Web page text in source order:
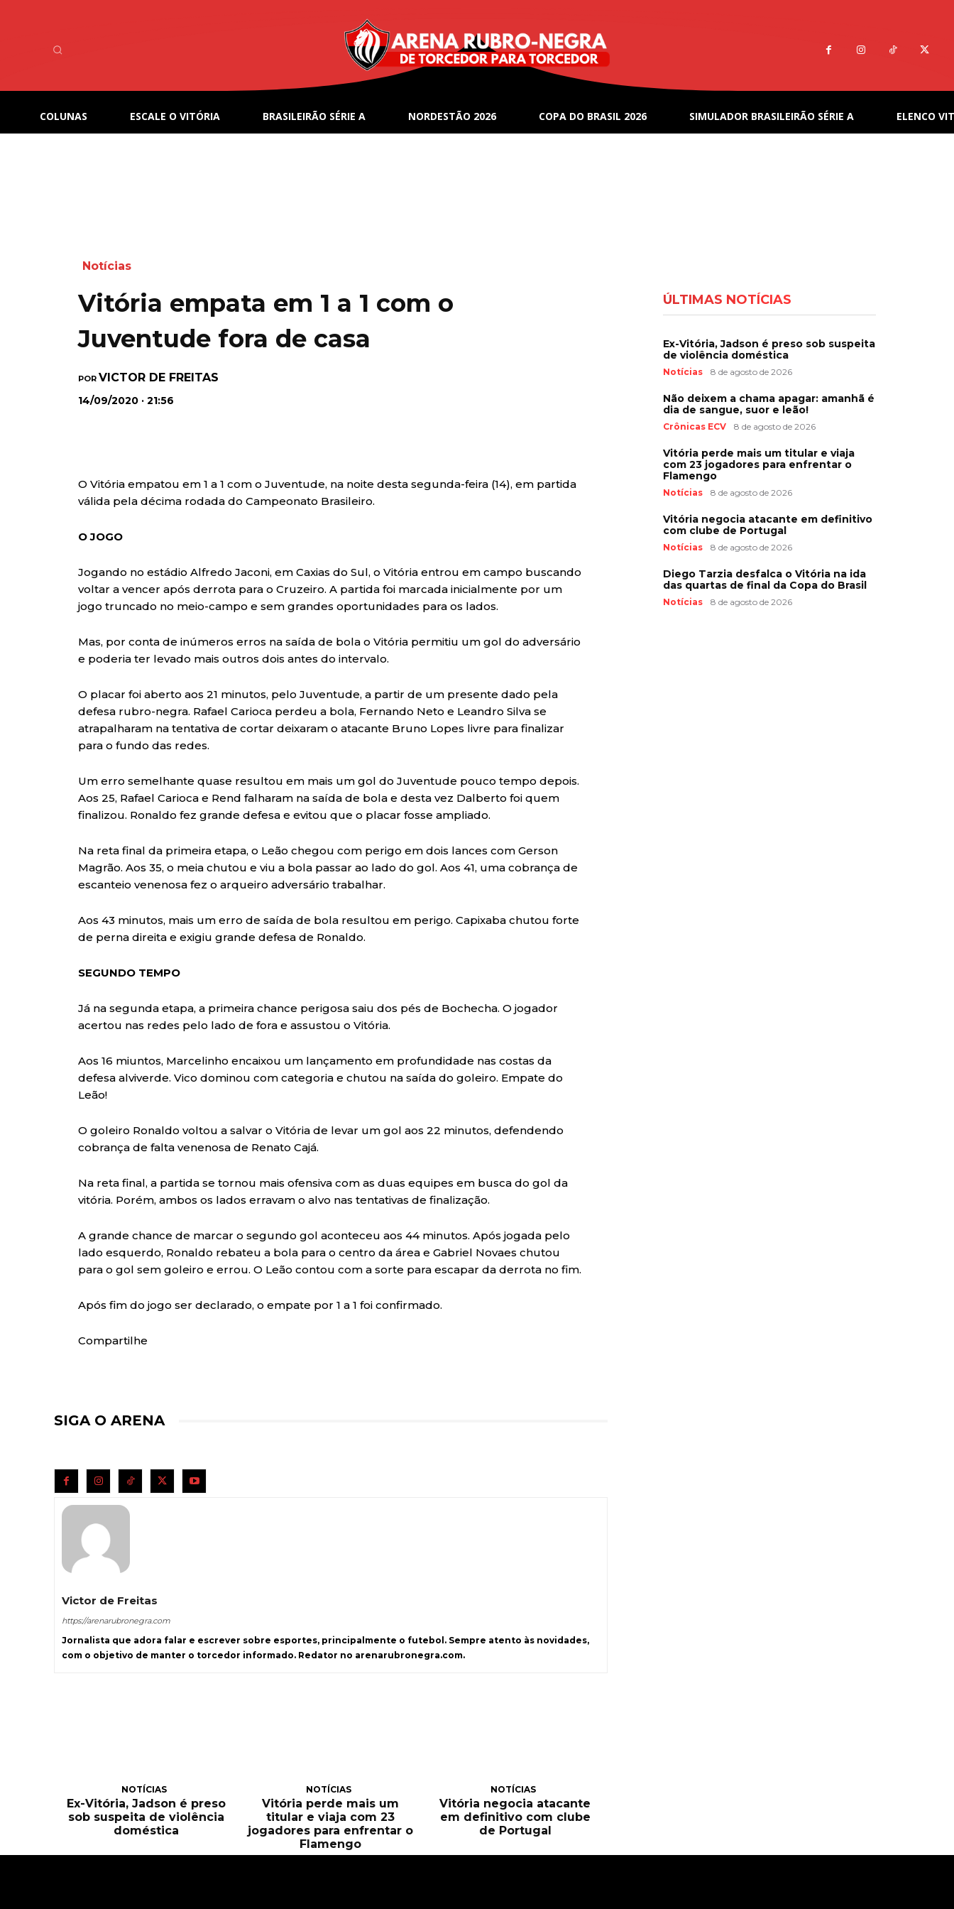
COLUNAS ESCALE O VITÓRIA BRASILEIRÃO SÉRIE A NORDESTÃO 2026 COPA DO BRASIL 2026 SIMULADOR BRASILEIRÃO SÉRIE A ELENCO
Notícias
Vitória empata em 1 a 1 com o
Juventude fora de casa
POR VICTOR DE FREITAS
14/09/2020 · 21:56
O Vitória empatou em 1 a 1 com o Juventude, na noite desta segunda-feira (14), em partida
válida pela décima rodada do Campeonato Brasileiro.
O JOGO
Jogando no estádio Alfredo Jaconi, em Caxias do Sul, o Vitória entrou em campo buscando
voltar a vencer após derrota para o Cruzeiro. A partida foi marcada inicialmente por um
jogo truncado no meio-campo e sem grandes oportunidades para os lados.
Mas, por conta de inúmeros erros na saída de bola o Vitória permitiu um gol do adversário
e poderia ter levado mais outros dois antes do intervalo.
O placar foi aberto aos 21 minutos, pelo Juventude, a partir de um presente dado pela
defesa rubro-negra. Rafael Carioca perdeu a bola, Fernando Neto e Leandro Silva se
atrapalharam na tentativa de cortar deixaram o atacante Bruno Lopes livre para finalizar
para o fundo das redes.
Um erro semelhante quase resultou em mais um gol do Juventude pouco tempo depois.
Aos 25, Rafael Carioca e Rend falharam na saída de bola e desta vez Dalberto foi quem
finalizou. Ronaldo fez grande defesa e evitou que o placar fosse ampliado.
Na reta final da primeira etapa, o Leão chegou com perigo em dois lances com Gerson
Magrão. Aos 35, o meia chutou e viu a bola passar ao lado do gol. Aos 41, uma cobrança de
escanteio venenosa fez o arqueiro adversário trabalhar.
Aos 43 minutos, mais um erro de saída de bola resultou em perigo. Capixaba chutou forte
de perna direita e exigiu grande defesa de Ronaldo.
SEGUNDO TEMPO
Já na segunda etapa, a primeira chance perigosa saiu dos pés de Bochecha. O jogador
acertou nas redes pelo lado de fora e assustou o Vitória.
Aos 16 miuntos, Marcelinho encaixou um lançamento em profundidade nas costas da
defesa alviverde. Vico dominou com categoria e chutou na saída do goleiro. Empate do
Leão!
O goleiro Ronaldo voltou a salvar o Vitória de levar um gol aos 22 minutos, defendendo
cobrança de falta venenosa de Renato Cajá.
Na reta final, a partida se tornou mais ofensiva com as duas equipes em busca do gol da
vitória. Porém, ambos os lados erravam o alvo nas tentativas de finalização.
A grande chance de marcar o segundo gol aconteceu aos 44 minutos. Após jogada pelo
lado esquerdo, Ronaldo rebateu a bola para o centro da área e Gabriel Novaes chutou
para o gol sem goleiro e errou. O Leão contou com a sorte para escapar da derrota no fim.
Após fim do jogo ser declarado, o empate por 1 a 1 foi confirmado.
Compartilhe
SIGA O ARENA
Victor de Freitas
https://arenarubronegra.com
Jornalista que adora falar e escrever sobre esportes, principalmente o futebol. Sempre atento às novidades,
com o objetivo de manter o torcedor informado. Redator no arenarubronegra.com.
NOTÍCIAS
Ex-Vitória, Jadson é preso
sob suspeita de violência
doméstica
NOTÍCIAS
Vitória perde mais um
titular e viaja com 23
jogadores para enfrentar o
Flamengo
NOTÍCIAS
Vitória negocia atacante
em definitivo com clube
de Portugal
ÚLTIMAS NOTÍCIAS
Ex-Vitória, Jadson é preso sob suspeita
de violência doméstica
Notícias 8 de agosto de 2026
Não deixem a chama apagar: amanhã é
dia de sangue, suor e leão!
Crônicas ECV 8 de agosto de 2026
Vitória perde mais um titular e viaja
com 23 jogadores para enfrentar o
Flamengo
Notícias 8 de agosto de 2026
Vitória negocia atacante em definitivo
com clube de Portugal
Notícias 8 de agosto de 2026
Diego Tarzia desfalca o Vitória na ida
das quartas de final da Copa do Brasil
Notícias 8 de agosto de 2026